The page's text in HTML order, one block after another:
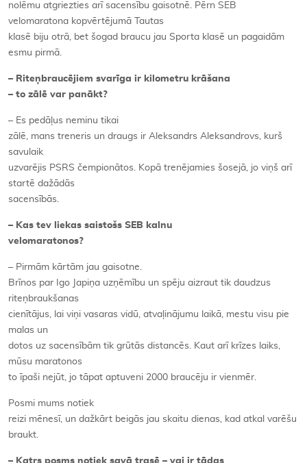
nolēmu atgriezties arī sacensību gaisotnē. Pērn SEB
velomaratona kopvērtējumā Tautas
klasē biju otrā, bet šogad braucu jau Sporta klasē un pagaidām
esmu pirmā.
– Riteņbraucējiem svarīga ir kilometru krāšana
– to zālē var panākt?
– Es pedāļus neminu tikai
zālē, mans treneris un draugs ir Aleksandrs Aleksandrovs, kurš
savulaik
uzvarējis PSRS čempionātos. Kopā trenējamies šosejā, jo viņš arī
startē dažādās
sacensībās.
– Kas tev liekas saistošs SEB kalnu
velomaratonos?
– Pirmām kārtām jau gaisotne.
Brīnos par Igo Japiņa uzņēmību un spēju aizraut tik daudzus
riteņbraukšanas
cienītājus, lai viņi vasaras vidū, atvaļinājumu laikā, mestu visu pie
malas un
dotos uz sacensībām tik grūtās distancēs. Kaut arī krīzes laiks,
mūsu maratonos
to īpaši nejūt, jo tāpat aptuveni 2000 braucēju ir vienmēr.
Posmi mums notiek
reizi mēnesī, un dažkārt beigās jau skaitu dienas, kad atkal varēšu
braukt.